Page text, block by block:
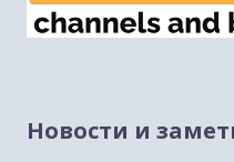
Новости и
Михаэль Бен Ари о